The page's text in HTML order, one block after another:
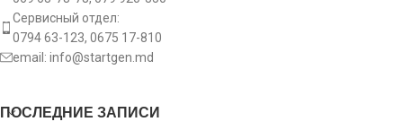
Сервисный отдел:
0794 63-123, 0675 17-810
email: info@startgen.md
ПОСЛЕДНИЕ ЗАПИСИ